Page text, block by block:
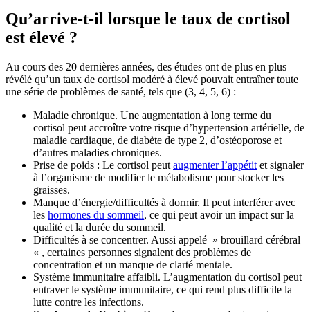
Qu’arrive-t-il lorsque le taux de cortisol
est élevé ?
Au cours des 20 dernières années, des études ont de plus en plus
révélé qu’un taux de cortisol modéré à élevé pouvait entraîner toute
une série de problèmes de santé, tels que (3, 4, 5, 6) :
Maladie chronique. Une augmentation à long terme du
cortisol peut accroître votre risque d’hypertension artérielle, de
maladie cardiaque, de diabète de type 2, d’ostéoporose et
d’autres maladies chroniques.
Prise de poids : Le cortisol peut augmenter l’appétit et signaler
à l’organisme de modifier le métabolisme pour stocker les
graisses.
Manque d’énergie/difficultés à dormir. Il peut interférer avec
les hormones du sommeil, ce qui peut avoir un impact sur la
qualité et la durée du sommeil.
Difficultés à se concentrer. Aussi appelé » brouillard cérébral
« , certaines personnes signalent des problèmes de
concentration et un manque de clarté mentale.
Système immunitaire affaibli. L’augmentation du cortisol peut
entraver le système immunitaire, ce qui rend plus difficile la
lutte contre les infections.